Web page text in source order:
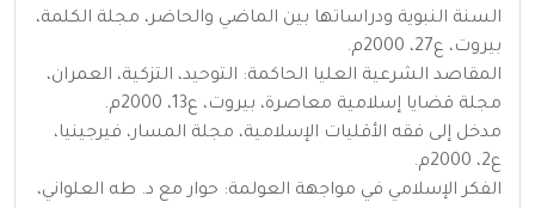
السنة النبوية ودراساتها بين الماضي والحاضر، مجلة الكلمة،
بيروت، ع27، 2000م.
المقاصد الشرعية العليا الحاكمة: التوحيد، التزكية، العمران،
مجلة قضايا إسلامية معاصرة، بيروت، ع13، 2000م.
مدخل إلى فقه الأقليات الإسلامية، مجلة المسار، فيرجينيا،
ع2، 2000م.
الفكر الإسلامي في مواجهة العولمة: حوار مع د. طه العلواني،